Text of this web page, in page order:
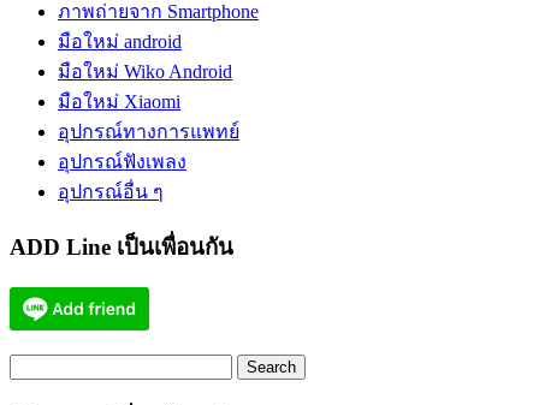
ภาพถ่ายจาก Smartphone
มือใหม่ android
มือใหม่ Wiko Android
มือใหม่ Xiaomi
อุปกรณ์ทางการแพทย์
อุปกรณ์ฟังเพลง
อุปกรณ์อื่น ๆ
ADD Line เป็นเพื่อนกัน
for: